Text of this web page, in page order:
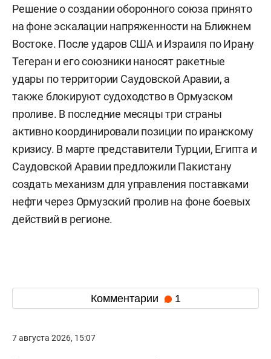
Решение о создании оборонного союза принято
на фоне эскалации напряженности на Ближнем
Востоке. После ударов США и Израиля по Ирану
Тегеран и его союзники наносят ракетные
удары по территории Саудовской Аравии, а
также блокируют судоходство в Ормузском
проливе. В последние месяцы три страны
активно координировали позиции по иранскому
кризису. В марте представители Турции, Египта и
Саудовской Аравии предложили Пакистану
создать механизм для управления поставками
нефти через Ормузский пролив на фоне боевых
действий в регионе.
Комментарии 1
7 августа 2026, 15:07